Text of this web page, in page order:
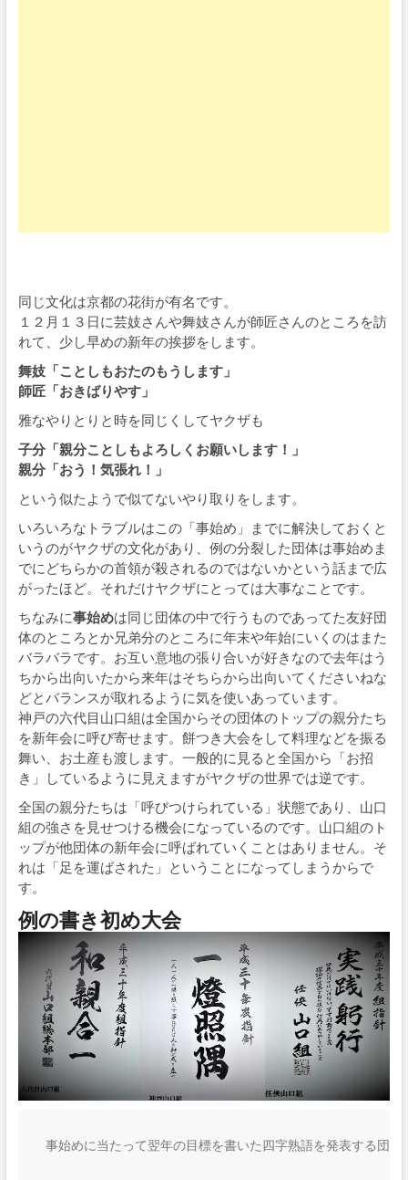
同じ文化は京都の花街が有名です。
１２月１３日に芸妓さんや舞妓さんが師匠さんのところを訪
れて、少し早めの新年の挨拶をします。
舞妓「ことしもおたのもうします」
師匠「おきばりやす」
雅なやりとりと時を同じくしてヤクザも
子分「親分ことしもよろしくお願いします！」
親分「おう！気張れ！」
という似たようで似てないやり取りをします。
いろいろなトラブルはこの「事始め」までに解決しておくと
いうのがヤクザの文化があり、例の分裂した団体は事始めま
でにどちらかの首領が殺されるのではないかという話まで広
がったほど。それだけヤクザにとっては大事なことです。
ちなみに事始めは同じ団体の中で行うものであってた友好団
体のところとか兄弟分のところに年末や年始にいくのはまた
バラバラです。お互い意地の張り合いが好きなので去年はう
ちから出向いたから来年はそちらから出向いてくださいねな
どとバランスが取れるように気を使いあっています。
神戸の六代目山口組は全国からその団体のトップの親分たち
を新年会に呼び寄せます。餅つき大会をして料理などを振る
舞い、お土産も渡します。一般的に見ると全国から「お招
き」しているように見えますがヤクザの世界では逆です。
全国の親分たちは「呼びつけられている」状態であり、山口
組の強さを見せつける機会になっているのです。山口組のト
ップが他団体の新年会に呼ばれていくことはありません。そ
れは「足を運ばされた」ということになってしまうからで
す。
例の書き初め大会
事始めに当たって翌年の目標を書いた四字熟語を発表する団